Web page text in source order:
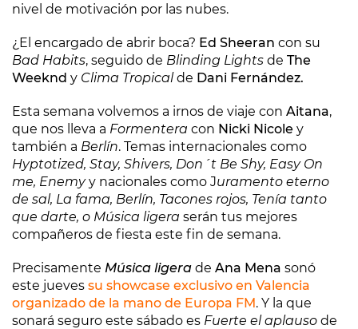
nivel de motivación por las nubes.
¿El encargado de abrir boca? Ed Sheeran con su
Bad Habits, seguido de Blinding Lights de The
Weeknd y Clima Tropicalde Dani Fernández.
Esta semana volvemos a irnos de viaje con Aitana,
que nos lleva a Formentera con Nicki Nicole y
también a Berlín. Temas internacionales como
Hyptotized, Stay, Shivers, Don´t Be Shy, Easy On
me, Enemyy nacionales como Juramento eterno
de sal, La fama, Berlín, Tacones rojos, Tenía tanto
que darte, o Música ligera serán tus mejores
compañeros de fiesta este fin de semana.
Precisamente Música ligera de Ana Mena sonó
este jueves su showcase exclusivo en Valencia
organizado de la mano de Europa FM. Y la que
sonará seguro este sábado es Fuerte el aplauso de